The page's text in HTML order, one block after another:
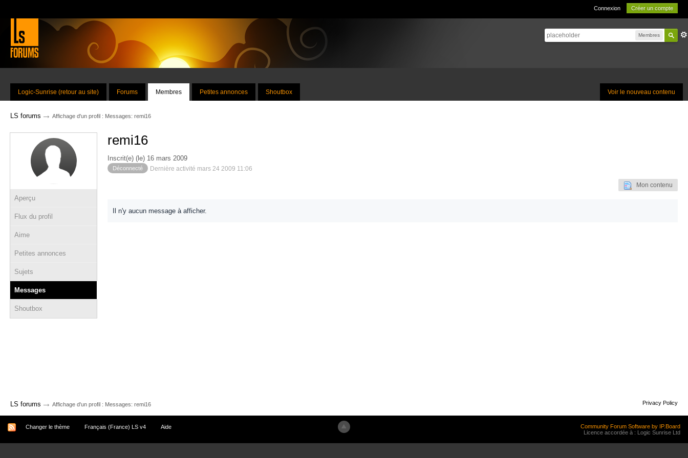
Connexion Créer un compte
Membres
Voir le nouveau contenu
Logic-Sunrise (retour au site) Forums Membres Petites annonces Shoutbox
LS forums → Affichage d'un profil : Messages: remi16
Aperçu
Flux du profil
Aime
Petites annonces
Sujets
Messages
Shoutbox
remi16
Inscrit(e) (le) 16 mars 2009
Déconnecté Dernière activité mars 24 2009 11:06
Mon contenu
Il n'y aucun message à afficher.
LS forums → Affichage d'un profil : Messages: remi16 Privacy Policy
Changer le thème Français (France) LS v4 Aide
Community Forum Software by IP.Board
Licence accordée à : Logic Sunrise Ltd